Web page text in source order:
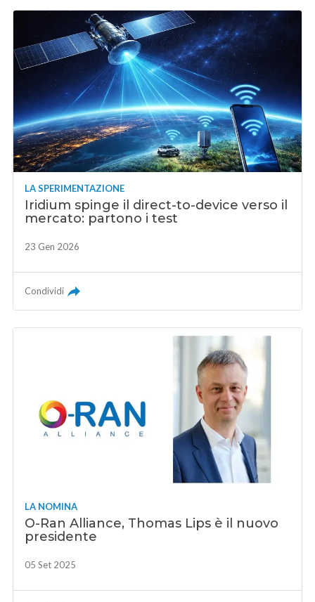
LA SPERIMENTAZIONE
Iridium spinge il direct-to-device verso il
mercato: partono i test
23 Gen 2026
Condividi
LA NOMINA
O-Ran Alliance, Thomas Lips è il nuovo
presidente
05 Set 2025